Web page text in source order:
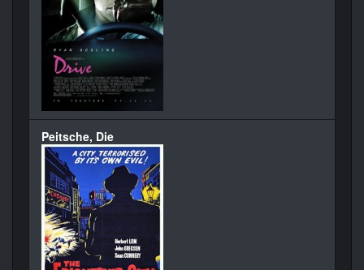
Peitsche, Die